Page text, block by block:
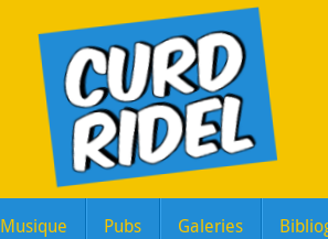
Musique Pubs Galeries